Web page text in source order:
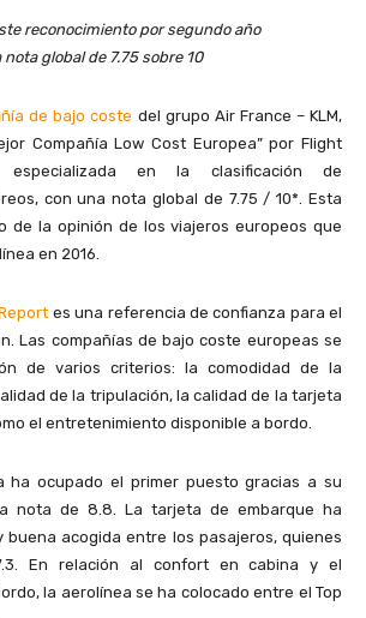
reconocimiento por segundo año
global de 7.75 sobre 10
de bajo coste del grupo Air France – KLM,
Compañía Low Cost Europea” por Flight
en la clasificación de
con una nota global de 7.75 / 10*. Esta
de la opinión de los viajeros europeos que
en 2016.
es una referencia de confianza para el
Las compañías de bajo coste europeas se
de varios criterios: la comodidad de la
de la tripulación, la calidad de la tarjeta
el entretenimiento disponible a bordo.
ha ocupado el primer puesto gracias a su
nota de 8.8. La tarjeta de embarque ha
buena acogida entre los pasajeros, quienes
En relación al confort en cabina y el
la aerolínea se ha colocado entre el Top